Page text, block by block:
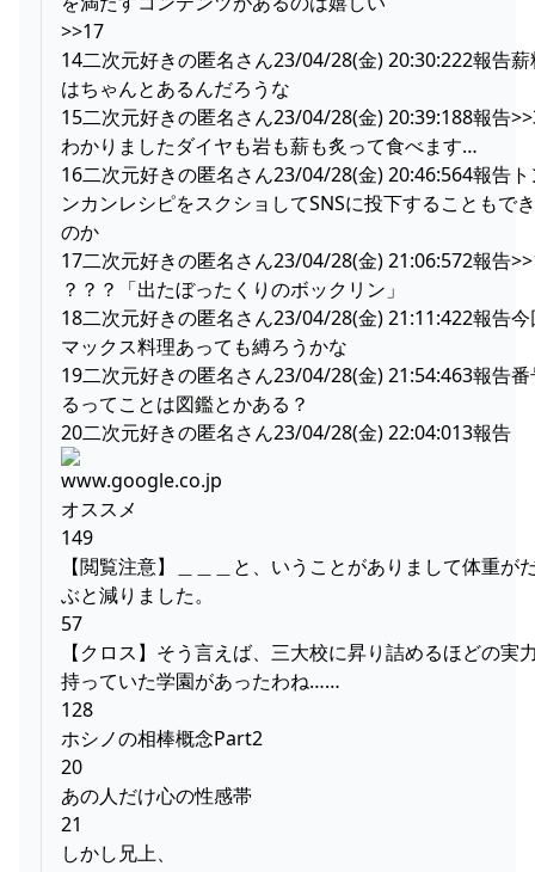
>>17
14二次元好きの匿名さん23/04/28(金) 20:30:222報告
はちゃんとあるんだろうな
15二次元好きの匿名さん23/04/28(金) 20:39:188報告
わかりましたダイヤも岩も薪も炙って食べます…
16二次元好きの匿名さん23/04/28(金) 20:46:564報告
ンカンレシピをスクショしてSNSに投下することもで
のか
17二次元好きの匿名さん23/04/28(金) 21:06:572報告
？？？「出たぼったくりのボックリン」
18二次元好きの匿名さん23/04/28(金) 21:11:422報告
マックス料理あっても縛ろうかな
19二次元好きの匿名さん23/04/28(金) 21:54:463報告
るってことは図鑑とかある？
20二次元好きの匿名さん23/04/28(金) 22:04:013報告
www.google.co.jp
オススメ
149
【閲覧注意】＿＿＿と、いうことがありまして体重が
ぶと減りました。
57
【クロス】そう言えば、三大校に昇り詰めるほどの実
持っていた学園があったわね……
128
ホシノの相棒概念Part2
20
あの人だけ心の性感帯
21
しかし兄上、